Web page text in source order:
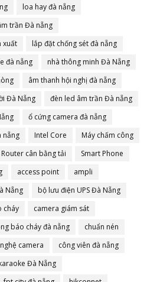
loa hay đà nẵng
trần Đà nẵng
xuất
lắp đặt chống sét đà nẵng
đà nẵng
nhà thông minh Đà Nẵng
âm thanh hội nghị đà nẵng
Đà Nẵng
đèn led âm trần Đà nẵng
ổ cứng camera đà nẵng
nẵng Intel Core
Máy chấm công
Router cân bằng tải
Smart Phone
access point
ampli
Nẵng
bộ lưu điện UPS Đà Nẵng
cháy
camera giám sát
báo cháy đà nẵng
chuẩn nén
camera
công viên đà nẵng
Đà Nẵng